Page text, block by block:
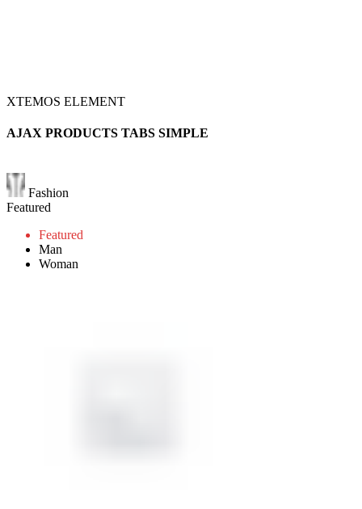
XTEMOS ELEMENT
AJAX PRODUCTS TABS SIMPLE
Fashion
Featured
Featured
Man
Woman